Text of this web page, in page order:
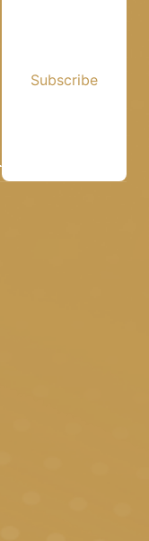
Subscribe